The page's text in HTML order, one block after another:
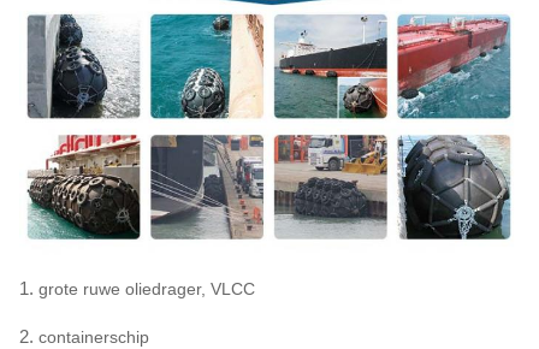
15000 0,26 425 2.5 x
10000 0,28 329 2.0 x
5000 0,33 228 2.0 x
1. grote ruwe oliedrager, VLCC
2. containerschip